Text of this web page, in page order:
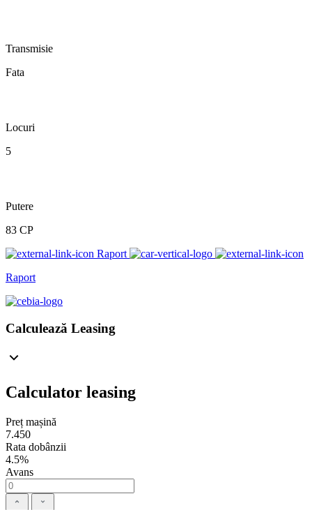
Transmisie
Fata
Locuri
5
Putere
83 CP
Raport
Raport
Calculează Leasing
Calculator leasing
Preț mașină
7.450
Rata dobânzii
4.5%
Avans